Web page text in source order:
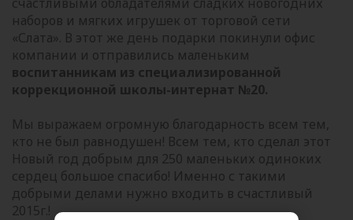
наборов и мягких игрушек от торговой сети
«Слата». В этот же день подарки покинули офис
компании и отправились маленьким
воспитанникам из специализированной
коррекционной школы-интернат №20.
Мы выражаем огромную благодарность всем тем,
кто не был равнодушен! Всем тем, кто сделал этот
Новый год добрым для 250 маленьких одиноких
сердец большое спасибо! Именно с такими
добрыми делами нужно входить в счастливый
2015г.!